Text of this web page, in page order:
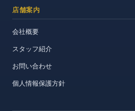
店舗案内
会社概要
スタッフ紹介
お問い合わせ
個人情報保護方針